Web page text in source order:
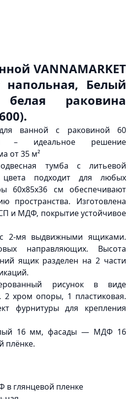
VANNAMARKET
Белый
раковина
ванной с раковиной 60
идеальное решение
от 35 м²
тумба с литьевой
цвета подходит для любых
60x85x36 см обеспечивают
пространства. Изготовлена
и МДФ, покрытие устойчивое
2-мя выдвижными ящиками.
направляющих. Высота
ящик разделен на 2 части
рисунок в виде
2 хром опоры, 1 пластиковая.
фурнитуры для крепления
16 мм, фасады — МДФ 16
плёнке.
глянцевой пленке